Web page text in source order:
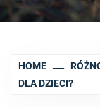
HOME
DLA DZIECI?